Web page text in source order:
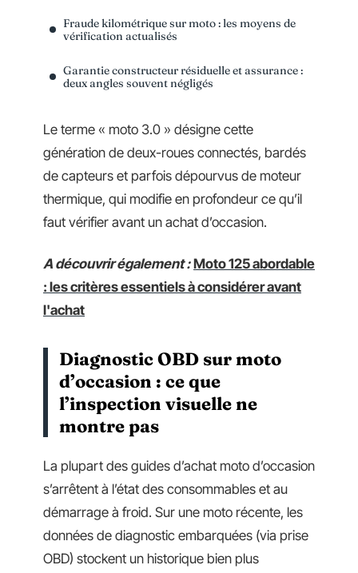
Fraude kilométrique sur moto : les moyens de
vérification actualisés
Garantie constructeur résiduelle et assurance :
deux angles souvent négligés
Le terme « moto 3.0 » désigne cette
génération de deux-roues connectés, bardés
de capteurs et parfois dépourvus de moteur
thermique, qui modifie en profondeur ce qu’il
faut vérifier avant un achat d’occasion.
A découvrir également : Moto 125 abordable
: les critères essentiels à considérer avant
l'achat
Diagnostic OBD sur moto
d’occasion : ce que
l’inspection visuelle ne
montre pas
La plupart des guides d’achat moto d’occasion
s’arrêtent à l’état des consommables et au
démarrage à froid. Sur une moto récente, les
données de diagnostic embarquées (via prise
OBD) stockent un historique bien plus